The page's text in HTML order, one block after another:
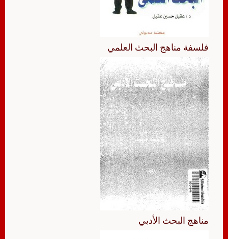
فلسفة مناهج البحث العلمي
مناهج البحث الأدبي